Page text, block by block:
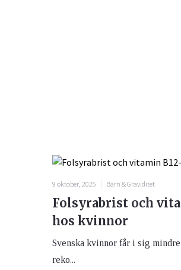
9 oktober, 2025 Barn & Graviditet
Folsyrabrist och
hos kvinnor
Svenska kvinnor får i sig mindre
reko...